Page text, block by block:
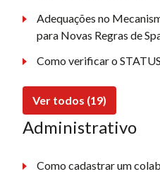
Adequações no
para Novas Regras de
Como verificar o
Ver todos (19)
Administrativo
Como cadastrar um